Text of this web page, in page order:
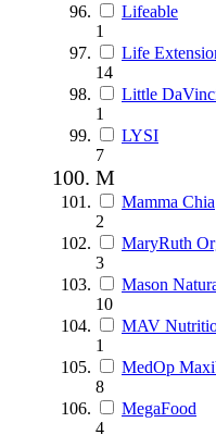
Lifeable
1
Life
14
Little
1
LYSI
7
M
Mamma Chia
2
MaryRuth
3
Mason
10
MAV
1
MedOp
8
MegaFood
4